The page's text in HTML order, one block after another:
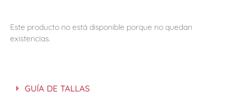
Este producto no está disponible porque no quedan
existencias.
GUÍA DE TALLAS